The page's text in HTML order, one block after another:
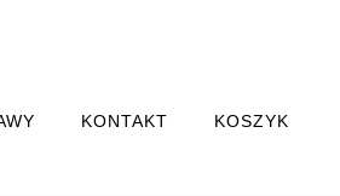
KONTAKT KOSZYK